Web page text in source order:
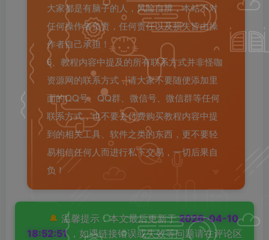
大家都是有脑子的人，风险自辨，本站不对
任何操作者负责，任何责任以及损失皆由操
作者自己承担！
6、教程内容中提及的所有联系方式并非怪咖
资源网的联系方式，请大家不要随便添加里
面的QQ号、QQ群、微信号、微信群等任何
联系方式，也不要去付费购买教程内容中提
到的相关工具、软件之类的东西，更不要轻
易相信任何人而进行私下交易，一切后果自
负！
🔔 温馨提示：本文最后更新于 2026-04-10
18:52:51 ，如遇链接错误或失效等问题请在评论区